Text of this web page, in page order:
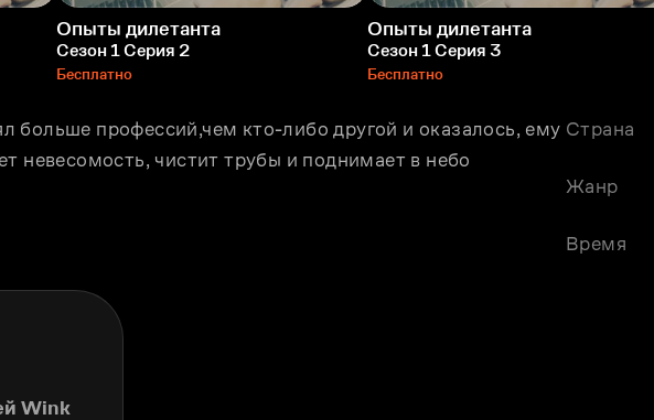
Опыты дилетанта
Сезон 1 Серия 2
Бесплатно
Опыты дилетанта
Сезон 1 Серия 3
Бесплатно
больше профессий,чем кто-либо другой и оказалось, ему
невесомость, чистит трубы и поднимает в небо
Страна
Жанр
Время
Wink